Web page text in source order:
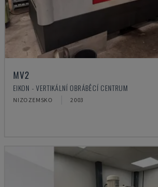
MV2
EIKON - VERTIKÁLNÍ OBRÁBĚCÍ CENTRUM
NIZOZEMSKO 2003